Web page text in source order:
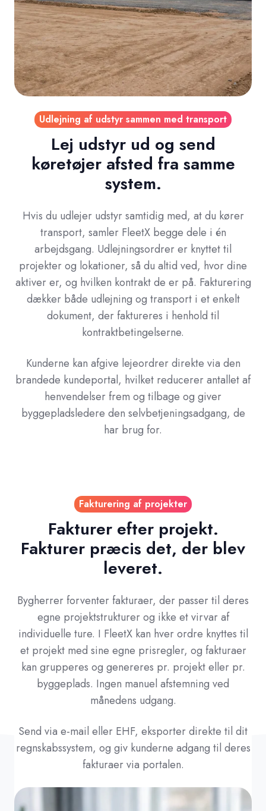
Udlejning af udstyr sammen med transport
Lej udstyr ud og send
køretøjer afsted fra samme
system.
Hvis du udlejer udstyr samtidig med, at du kører
transport, samler FleetX begge dele i én
arbejdsgang. Udlejningsordrer er knyttet til
projekter og lokationer, så du altid ved, hvor dine
aktiver er, og hvilken kontrakt de er på. Fakturering
dækker både udlejning og transport i et enkelt
dokument, der faktureres i henhold til
kontraktbetingelserne.
Kunderne kan afgive lejeordrer direkte via den
brandede kundeportal, hvilket reducerer antallet af
henvendelser frem og tilbage og giver
byggepladsledere den selvbetjeningsadgang, de
har brug for.
Fakturering af projekter
Fakturer efter projekt.
Fakturer præcis det, der blev
leveret.
Bygherrer forventer fakturaer, der passer til deres
egne projektstrukturer og ikke et virvar af
individuelle ture. I FleetX kan hver ordre knyttes til
et projekt med sine egne prisregler, og fakturaer
kan grupperes og genereres pr. projekt eller pr.
byggeplads. Ingen manuel afstemning ved
månedens udgang.
Send via e-mail eller EHF, eksporter direkte til dit
regnskabssystem, og giv kunderne adgang til deres
fakturaer via portalen.